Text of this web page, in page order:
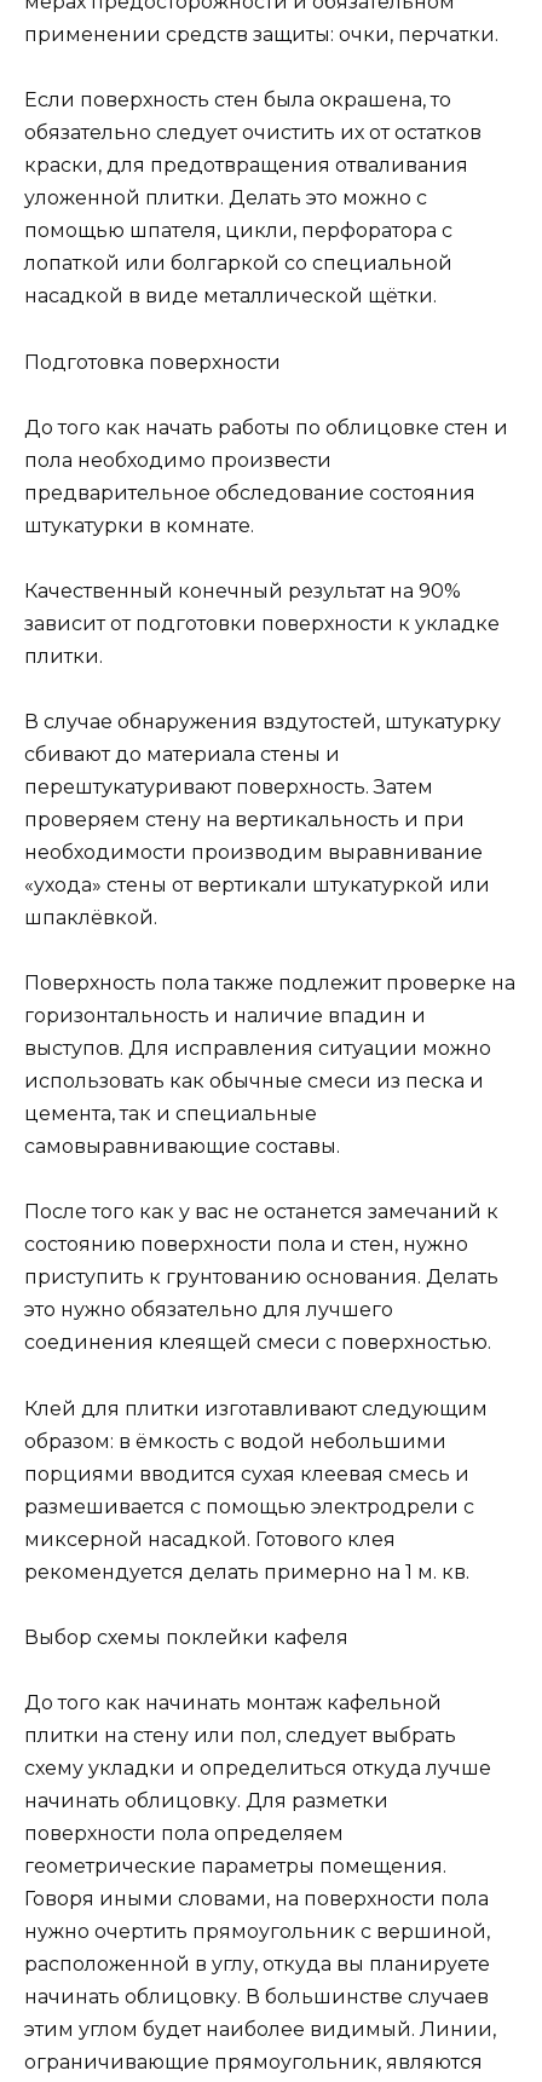
применении средств защиты: очки, перчатки.
Если поверхность стен была окрашена, то
обязательно следует очистить их от остатков
краски, для предотвращения отваливания
уложенной плитки. Делать это можно с
помощью шпателя, цикли, перфоратора с
лопаткой или болгаркой со специальной
насадкой в виде металлической щётки.
Подготовка поверхности
До того как начать работы по облицовке стен и
пола необходимо произвести
предварительное обследование состояния
штукатурки в комнате.
Качественный конечный результат на 90%
зависит от подготовки поверхности к укладке
плитки.
В случае обнаружения вздутостей, штукатурку
сбивают до материала стены и
перештукатуривают поверхность. Затем
проверяем стену на вертикальность и при
необходимости производим выравнивание
«ухода» стены от вертикали штукатуркой или
шпаклёвкой.
Поверхность пола также подлежит проверке на
горизонтальность и наличие впадин и
выступов. Для исправления ситуации можно
использовать как обычные смеси из песка и
цемента, так и специальные
самовыравнивающие составы.
После того как у вас не останется замечаний к
состоянию поверхности пола и стен, нужно
приступить к грунтованию основания. Делать
это нужно обязательно для лучшего
соединения клеящей смеси с поверхностью.
Клей для плитки изготавливают следующим
образом: в ёмкость с водой небольшими
порциями вводится сухая клеевая смесь и
размешивается с помощью электродрели с
миксерной насадкой. Готового клея
рекомендуется делать примерно на 1 м. кв.
Выбор схемы поклейки кафеля
До того как начинать монтаж кафельной
плитки на стену или пол, следует выбрать
схему укладки и определиться откуда лучше
начинать облицовку. Для разметки
поверхности пола определяем
геометрические параметры помещения.
Говоря иными словами, на поверхности пола
нужно очертить прямоугольник с вершиной,
расположенной в углу, откуда вы планируете
начинать облицовку. В большинстве случаев
этим углом будет наиболее видимый. Линии,
ограничивающие прямоугольник, являются